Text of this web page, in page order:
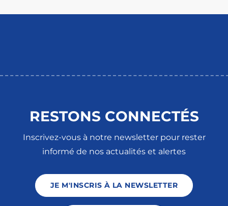
RESTONS CONNECTÉS
Inscrivez-vous à notre newsletter pour rester
informé de nos actualités et alertes
JE M'INSCRIS À LA NEWSLETTER